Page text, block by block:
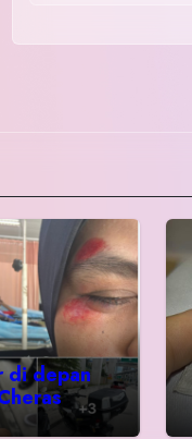
di depan